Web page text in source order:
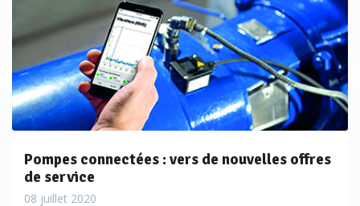
Pompes connectées : vers de nouvelles offres
de service
08 juillet 2020